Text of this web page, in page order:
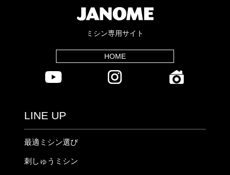
ミシン専用サイト
HOME
LINE UP
最適ミシン選び
刺しゅうミシン